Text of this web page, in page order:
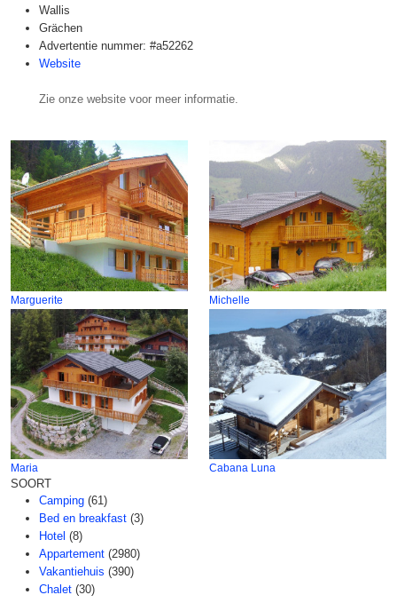
Wallis
Grächen
Advertentie nummer: #a52262
Website
Zie onze website voor meer informatie.
Marguerite Michelle
Maria Cabana Luna
SOORT
Camping (61)
Bed en breakfast (3)
Hotel (8)
Appartement (2980)
Vakantiehuis (390)
Chalet (30)